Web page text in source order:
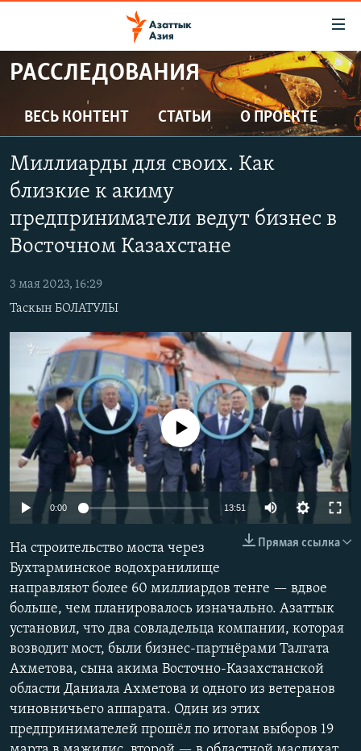
Вернуться
содержанию
главной
Вернутся
ЦЕНТРАЛЬНАЯ АЗИЯ
КАЗАХСТАН
УЗБЕКИСТАН
НОВОСТИ
НА ДРУГИХ ЯЗЫКАХ
КЫРГЫЗЧА
ТОҶИКӢ
ПОДПИШИТЕСЬ НА НАС В СОЦСЕТЯХ
Все сайты РСЕ/РС
РАССЛЕДОВАНИЯ
ВЕСЬ КОНТЕНТ СТАТЬИ О ПРОЕКТЕ
Миллиарды для своих. Как
близкие к акиму
предприниматели ведут бизнес в
Восточном Казахстане
3 мая 2023, 16:29
Таскын БОЛАТУЛЫ
360p
1080p
No media source currently available
0:00 13:51
480p
1080p
Прямая ссылка
На строительство моста через
Бухтарминское водохранилище
направляют более 60 миллиардов тенге — вдвое
больше, чем планировалось изначально. Азаттык
установил, что два совладельца компании, которая
возводит мост, были бизнес-партнёрами Талгата
Ахметова, сына акима Восточно-Казахстанской
области Даниала Ахметова и одного из ветеранов
чиновничьего аппарата. Один из этих
предпринимателей прошёл по итогам выборов 19